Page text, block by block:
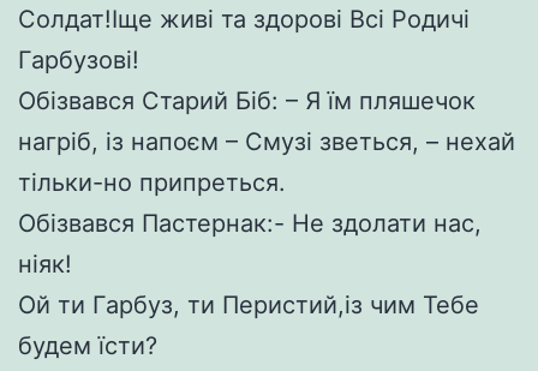
Солдат!Іще живі та здорові Всі Родичі
Гарбузові!
Обізвався Старий Біб: – Я їм пляшечок
нагріб, із напоєм – Смузі зветься, – нехай
тільки-но припреться.
Обізвався Пастернак:- Не здолати нас,
ніяк!
Ой ти Гарбуз, ти Перистий,із чим Тебе
будем їсти?